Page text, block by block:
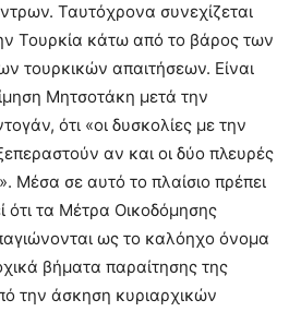
Ταυτόχρονα συνεχίζεται
Τουρκία κάτω από το βάρος των
τουρκικών απαιτήσεων. Είναι
Μητσοτάκη μετά την
ότι «οι δυσκολίες με την
αν και οι δύο πλευρές
Μέσα σε αυτό το πλαίσιο πρέπει
ότι τα Μέτρα Οικοδόμησης
ως το καλόηχο όνομα
βήματα παραίτησης της
την άσκηση κυριαρχικών